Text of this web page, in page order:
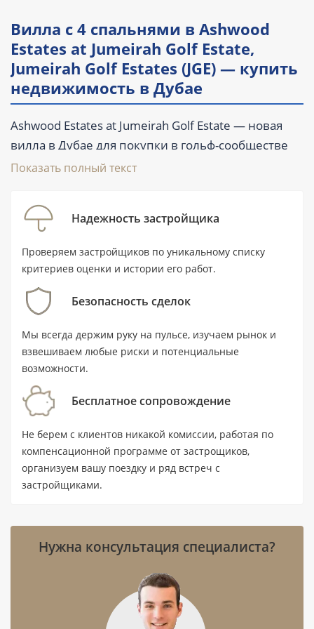
Вилла с 4 спальнями в Ashwood
Estates at Jumeirah Golf Estate,
Jumeirah Golf Estates (JGE) — купить
недвижимость в Дубае
Ashwood Estates at Jumeirah Golf Estate — новая
вилла в Дубае для покупки в гольф-сообществе
Jumeirah Golf Estates (JGE). В лоте предусмотрены
бассейн и парковка. Площадь составляет 561,4 м²
(6 043 ft²), передача объекта запланирована на IV
800 000 AED.
Ключевые характеристики
Тип: вилла с 4 спальнями и 5 ванными
комнатами.
Цена: от 11 800 000 AED.
Статус: новостройка, передача объекта
— IV квартал 2028 года.
Локация: Дубай, Jumeirah Golf Estates
Estates — 1,8 км.
Расстояния: до воды — 16,2 км, до
Девелопер: Jumeirah Golf Estates.
Особенности: частичная меблировка,
Показать полный текст
Надежность застройщика
Проверяем застройщиков по уникальному списку
критериев оценки и истории его работ.
Безопасность сделок
Мы всегда держим руку на пульсе, изучаем рынок и
взвешиваем любые риски и потенциальные
возможности.
Бесплатное сопровождение
Не берем с клиентов никакой комиссии, работая по
компенсационной программе от застрощиков,
организуем вашу поездку и ряд встреч с
застройщиками.
Нужна консультация специалиста?